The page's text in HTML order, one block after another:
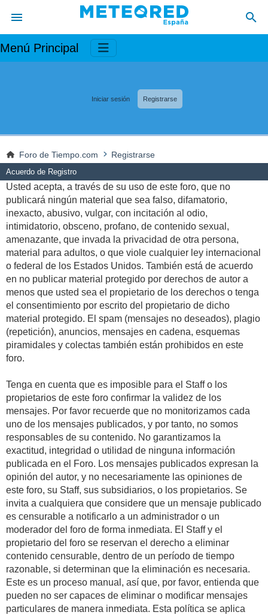
Menú Principal
Iniciar sesión Registrarse
Foro de Tiempo.com Registrarse
Acuerdo de Registro
Usted acepta, a través de su uso de este foro, que no
publicará ningún material que sea falso, difamatorio,
inexacto, abusivo, vulgar, con incitación al odio,
intimidatorio, obsceno, profano, de contenido sexual,
amenazante, que invada la privacidad de otra persona,
material para adultos, o que viole cualquier ley internacional
o federal de los Estados Unidos. También está de acuerdo
en no publicar material protegido por derechos de autor a
menos que usted sea el propietario de los derechos o tenga
el consentimiento por escrito del propietario de dicho
material protegido. El spam (mensajes no deseados), plagio
(repetición), anuncios, mensajes en cadena, esquemas
piramidales y colectas también están prohibidos en este
foro.
Tenga en cuenta que es imposible para el Staff o los
propietarios de este foro confirmar la validez de los
mensajes. Por favor recuerde que no monitorizamos cada
uno de los mensajes publicados, y por tanto, no somos
responsables de su contenido. No garantizamos la
exactitud, integridad o utilidad de ninguna información
publicada en el Foro. Los mensajes publicados expresan la
opinión del autor, y no necesariamente las opiniones de
este foro, su Staff, sus subsidiarios, o los propietarios. Se
invita a cualquiera que considere que un mensaje publicado
es censurable a notificarlo a un administrador o un
moderador del foro de forma inmediata. El Staff y el
propietario del foro se reservan el derecho a eliminar
contenido censurable, dentro de un período de tiempo
razonable, si determinan que la eliminación es necesaria.
Este es un proceso manual, así que, por favor, entienda que
pueden no ser capaces de eliminar o modificar mensajes
particulares de manera inmediata. Esta política se aplica